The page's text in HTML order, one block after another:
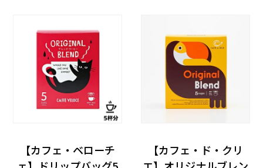
【カフェ・ベローチ
【カフェ・ド・クリ